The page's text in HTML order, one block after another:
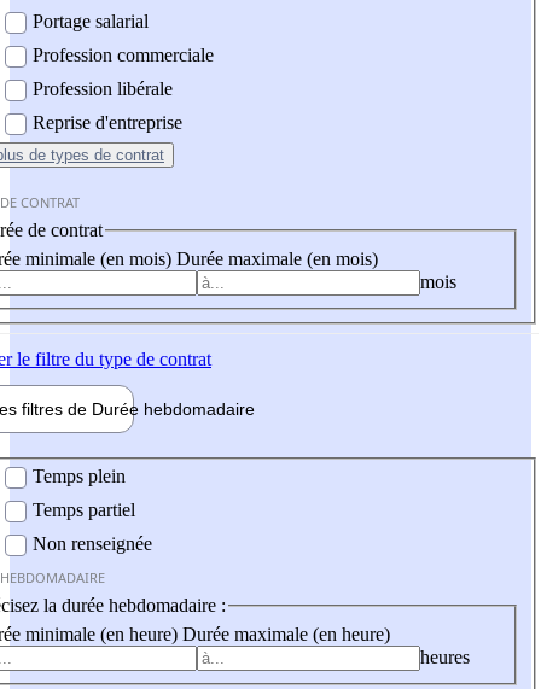
Portage salarial
Profession commerciale
Profession libérale
Reprise d'entreprise
de types de contrat
CONTRAT
de contrat
minimale (en mois) Durée maximale (en mois)
mois
le filtre du type de contrat
filtres de Durée hebdomadaire
Temps plein
Temps partiel
Non renseignée
la durée hebdomadaire :
minimale (en heure) Durée maximale (en heure)
heures